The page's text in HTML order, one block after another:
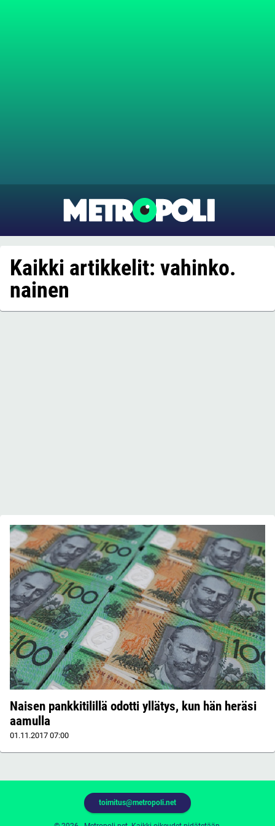
Kaikki artikkelit: vahinko.
nainen
Naisen pankkitilillä odotti yllätys, kun hän heräsi
aamulla
01.11.2017 07:00
toimitus@metropoli.net